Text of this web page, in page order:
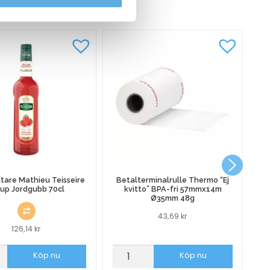
Mathieu Teisseire
Jordgubb 70cl
126,14kr
Köp nu
Betalterminalrulle Thermo “Ej
kvitto” BPA-fri 57mmx14m
Ø35mm 48g
43,69kr
Betalterminalrulle
Köp nu